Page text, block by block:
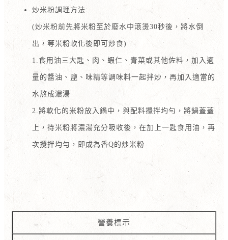
炒米粉調理方法:
(炒米粉前先將米粉至於廢水中滾燙30秒後，將水倒
出，等米粉軟化後即可炒食)
1.食用油三大匙、肉、蝦仁、青菜或其他佐料，加入適
量的醬油、鹽、味精等調味料一起拌炒，再加入適當的
水熬成濃湯
2.將軟化的米粉放入鍋中，與配料攪拌均勻，將鍋蓋蓋
上，待米粉將濃湯充分吸收後，在加上一匙食用油，再
次攪拌均勻，即成為香Q的炒米粉
營養標示